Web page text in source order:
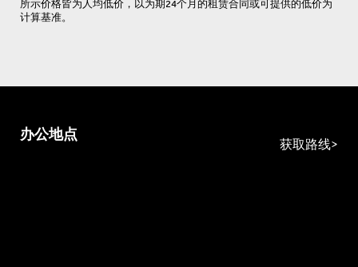
所示价格皆为人均低价，以为期24个月的租赁合同或可提供的低价为
计算基准。
办公地点
获取路线